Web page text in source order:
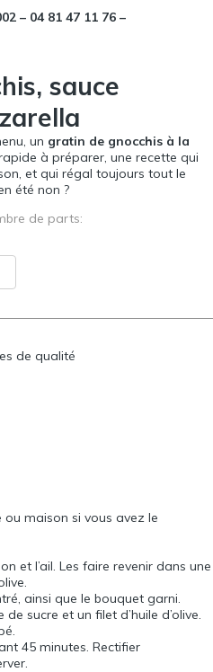
– 04 81 47 11 76 –
sauce
un gratin de gnocchis à la
à préparer, une recette qui
et qui régal toujours tout le
été non ?
de parts:
de qualité
maison si vous avez le
et l’ail. Les faire revenir dans une
ainsi que le bouquet garni.
sucre et un filet d’huile d’olive.
45 minutes. Rectifier